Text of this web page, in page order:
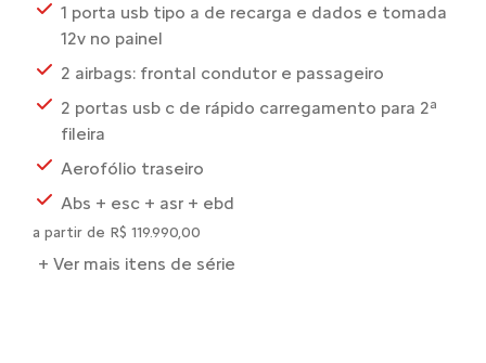
1 porta usb tipo a de recarga e dados e tomada
12v no painel
2 airbags: frontal condutor e passageiro
2 portas usb c de rápido carregamento para 2ª
fileira
Aerofólio traseiro
Abs + esc + asr + ebd
a partir de R$ 119.990,00
+ Ver mais itens de série